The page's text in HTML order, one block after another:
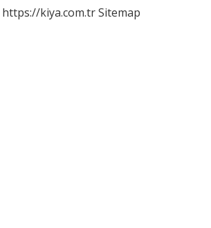
https://kiya.com.trSitemap